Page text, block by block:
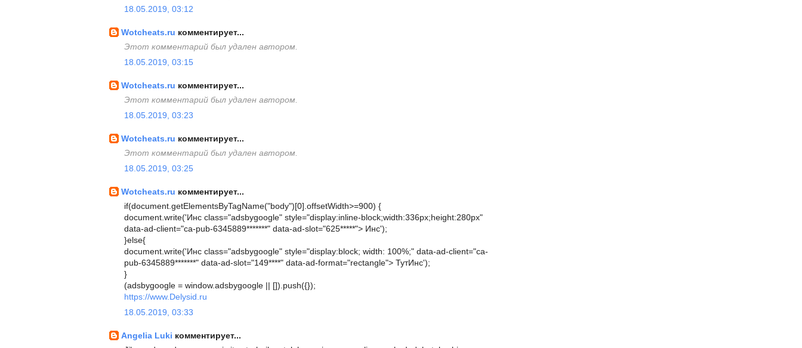
18.05.2019, 03:12
Wotcheats.ru комментирует...
Этот комментарий был удален автором.
18.05.2019, 03:15
Wotcheats.ru комментирует...
Этот комментарий был удален автором.
18.05.2019, 03:23
Wotcheats.ru комментирует...
Этот комментарий был удален автором.
18.05.2019, 03:25
Wotcheats.ru комментирует...
if(document.getElementsByTagName("body")[0].offsetWidth>=900) {
document.write('Инс class="adsbygoogle" style="display:inline-block;width:336px;height:280px"
data-ad-client="ca-pub-6345889*******" data-ad-slot="625*****"> Инс');
}else{
document.write('Инс class="adsbygoogle" style="display:block; width: 100%;" data-ad-client="ca-
pub-6345889*******" data-ad-slot="149****" data-ad-format="rectangle"> ТутИнс');
}
(adsbygoogle = window.adsbygoogle || []).push({});
https://www.Delysid.ru
18.05.2019, 03:33
Angelia Luki комментирует...